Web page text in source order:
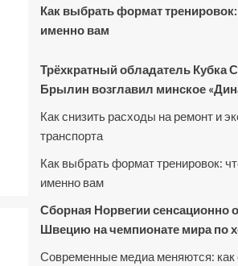
Как выбрать формат
именно вам
Трёхкратный обладатель Кубка
Брылин возглавил минское
Как снизить расходы на ремонт и
транспорта
Как выбрать формат тренировок:
именно вам
Сборная Норвегии сенсационно
Швецию на чемпионате мира по
Современные медиа меняются: как